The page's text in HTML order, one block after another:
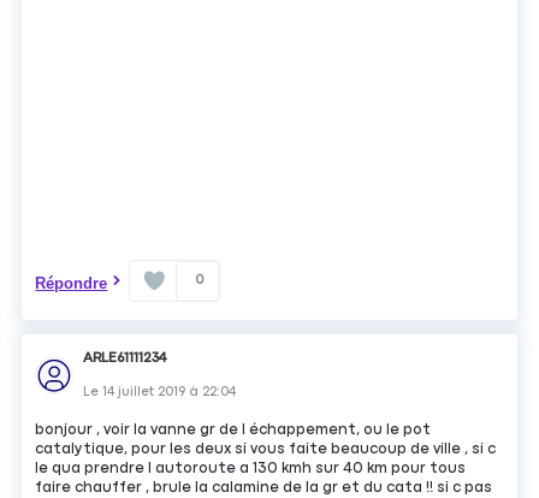
Répondre 0
ARLE61111234
Le14 juillet 2019 à 22:04
bonjour , voir la vanne gr de l échappement, ou le pot
catalytique, pour les deux si vous faite beaucoup de ville , si c
le qua prendre l autoroute a 130 kmh sur 40 km pour tous
faire chauffer , brule la calamine de la gr et du cata !! si c pas